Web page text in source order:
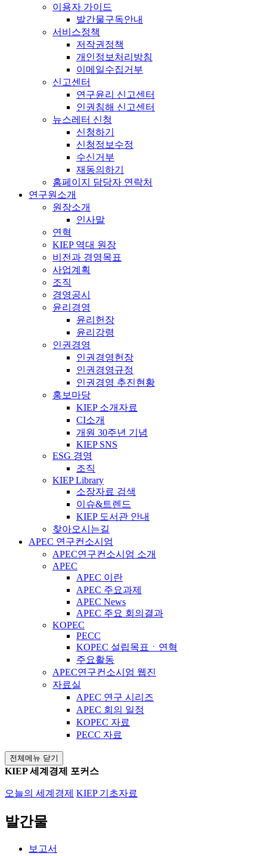
이용자 가이드
발간물구독안내
서비스정책
저작권정책
개인정보처리방침
이메일수집거부
신고센터
연구윤리 신고센터
인권침해 신고센터
뉴스레터 신청
신청하기
신청정보수정
수신거부
재동의하기
홈페이지 담당자 연락처
연구원소개
원장소개
인사말
연혁
KIEP 역대 원장
비전과 경영목표
사업계획
조직
경영공시
윤리경영
윤리헌장
윤리강령
인권경영
인권경영헌장
인권경영규정
인권경영 추진현황
홍보마당
KIEP 소개자료
CI소개
개원 30주년 기념
KIEP SNS
ESG 경영
조직
KIEP Library
소장자료 검색
이슈&트렌드
KIEP 도서관 안내
찾아오시는길
APEC 연구컨소시엄
APEC연구컨소시엄 소개
APEC
APEC 이란
APEC 주요과제
APEC News
APEC 주요 회의결과
KOPEC
PECC
KOPEC 설립목표ㆍ연혁
주요활동
APEC연구컨소시엄 웹진
자료실
APEC 연구 시리즈
APEC 회의 일정
KOPEC 자료
PECC 자료
전체메뉴 닫기
KIEP 세계경제 포커스
오늘의 세계경제 KIEP 기초자료
발간물
보고서